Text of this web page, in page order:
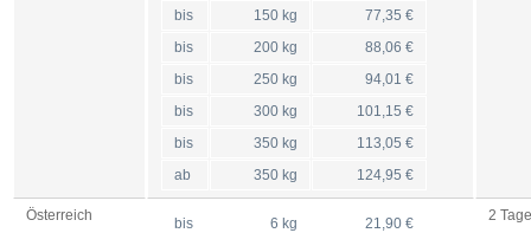
bis
150 kg
77,35 €
bis
200 kg
88,06 €
bis
250 kg
94,01 €
bis
300 kg
101,15 €
bis
350 kg
113,05 €
ab
350 kg 124,95 €
Österreich bis 6 kg
21,90 €
2 Tage